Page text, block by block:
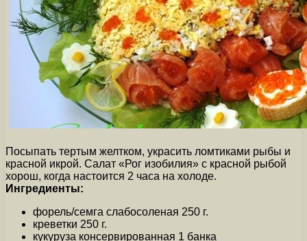
Посыпать тертым желтком, украсить ломтиками рыбы и
красной икрой. Салат «Рог изобилия» с красной рыбой
хорош, когда настоится 2 часа на холоде.
Ингредиенты:
форель/семга слабосоленая 250 г.
креветки 250 г.
кукуруза консервированная 1 банка